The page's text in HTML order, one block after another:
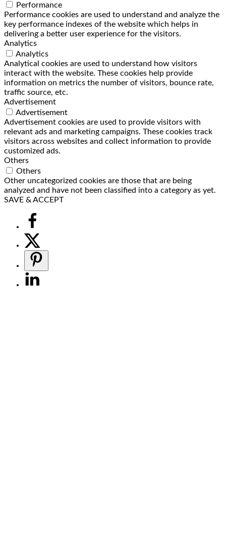
Performance
Performance cookies are used to understand and analyze the
key performance indexes of the website which helps in
delivering a better user experience for the visitors.
Analytics
Analytics
Analytical cookies are used to understand how visitors
interact with the website. These cookies help provide
information on metrics the number of visitors, bounce rate,
traffic source, etc.
Advertisement
Advertisement
Advertisement cookies are used to provide visitors with
relevant ads and marketing campaigns. These cookies track
visitors across websites and collect information to provide
customized ads.
Others
Others
Other uncategorized cookies are those that are being
analyzed and have not been classified into a category as yet.
SAVE & ACCEPT